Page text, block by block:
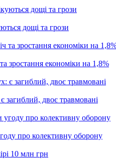
дощі та грози
зростання економіки на 1,8%
загиблий, двоє травмовані
про колективну оборону